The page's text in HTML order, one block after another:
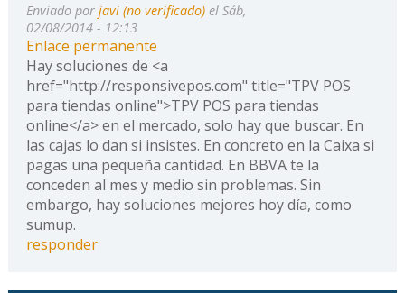
Enviado por javi (no verificado)el Sáb,
02/08/2014 - 12:13
Enlace permanente
Hay soluciones de <a
href="http://responsivepos.com" title="TPV POS
para tiendas online">TPV POS para tiendas
online</a> en el mercado, solo hay que buscar. En
las cajas lo dan si insistes. En concreto en la Caixa si
pagas una pequeña cantidad. En BBVA te la
conceden al mes y medio sin problemas. Sin
embargo, hay soluciones mejores hoy día, como
sumup.
responder